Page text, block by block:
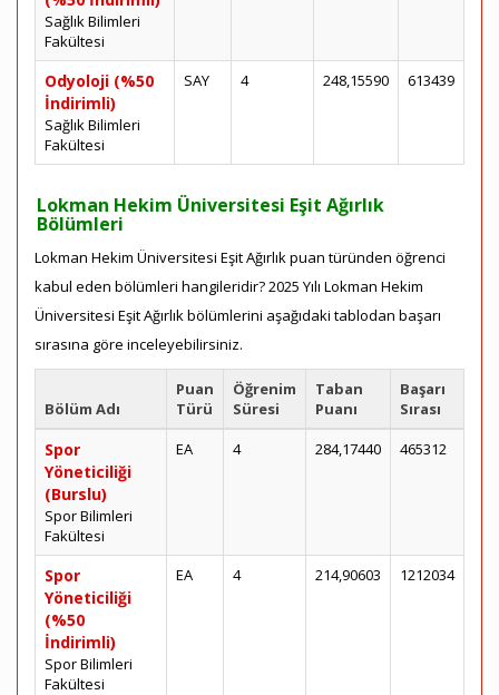
Sağlık Bilimleri
Fakültesi
Odyoloji (%50
İndirimli)
Sağlık Bilimleri
Fakültesi
SAY 4 248,15590 613439
Lokman Hekim Üniversitesi Eşit Ağırlık
Bölümleri
Lokman Hekim Üniversitesi Eşit Ağırlık puan türünden öğrenci
kabul eden bölümleri hangileridir? 2025 Yılı Lokman Hekim
Üniversitesi Eşit Ağırlık bölümlerini aşağıdaki tablodan başarı
sırasına göre inceleyebilirsiniz.
Bölüm Adı
Puan
Türü
Öğrenim
Süresi
Taban
Puanı
Başarı
Sırası
Spor
Yöneticiliği
(Burslu)
Spor Bilimleri
Fakültesi
EA 4 284,17440 465312
Spor
Yöneticiliği
(%50
İndirimli)
Spor Bilimleri
Fakültesi
EA 4 214,90603 1212034